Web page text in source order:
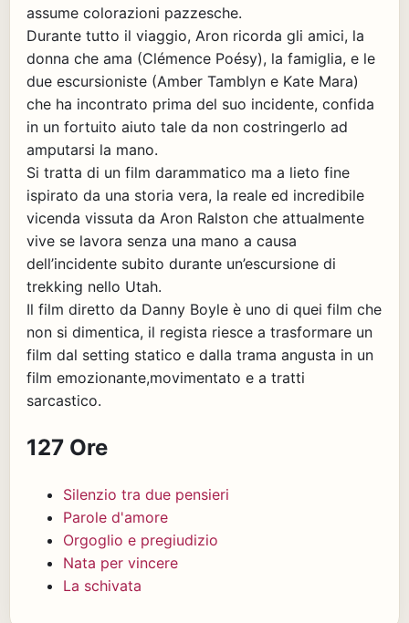
assume colorazioni pazzesche.
Durante tutto il viaggio, Aron ricorda gli amici, la
donna che ama (Clémence Poésy), la famiglia, e le
due escursioniste (Amber Tamblyn e Kate Mara)
che ha incontrato prima del suo incidente, confida
in un fortuito aiuto tale da non costringerlo ad
amputarsi la mano.
Si tratta di un film darammatico ma a lieto fine
ispirato da una storia vera, la reale ed incredibile
vicenda vissuta da Aron Ralston che attualmente
vive se lavora senza una mano a causa
dell’incidente subito durante un’escursione di
trekking nello Utah.
Il film diretto da Danny Boyle è uno di quei film che
non si dimentica, il regista riesce a trasformare un
film dal setting statico e dalla trama angusta in un
film emozionante,movimentato e a tratti
sarcastico.
127 Ore
Silenzio tra due pensieri
Parole d'amore
Orgoglio e pregiudizio
Nata per vincere
La schivata